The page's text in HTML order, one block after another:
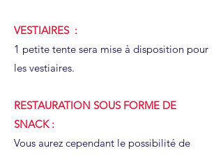
VESTIAIRES :
1 petite tente sera mise à disposition pour
les vestiaires.
RESTAURATION SOUS FORME DE
SNACK :
Vous aurez cependant le possibilité de